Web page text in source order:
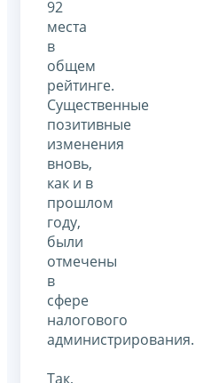
92
места
в
общем
рейтинге.
Существенные
позитивные
изменения
вновь,
как и в
прошлом
году,
были
отмечены
в
сфере
налогового
администрирования.
Так,